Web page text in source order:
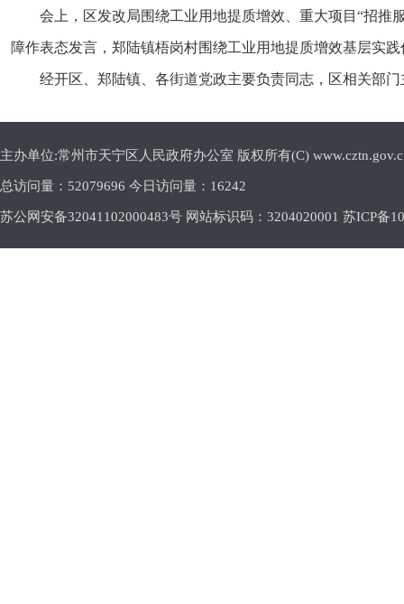
会上，区发改局围绕工业用地提质增效、重大项目“招推
障作表态发言，郑陆镇梧岗村围绕工业用地提质增效基层实
经开区、郑陆镇、各街道党政主要负责同志，区相关部
主办单位:常州市天宁区人民政府办公室 版权所有(C)
总访问量： 52079696 今日访问量： 16242
苏公网安备32041102000483号 网站标识码：3204020001 苏ICP备